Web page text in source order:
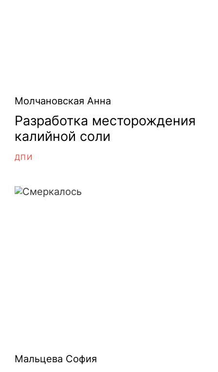
Молчановская Анна
Разработка месторождения
калийной соли
ДПИ
Смеркалось
Мальцева София